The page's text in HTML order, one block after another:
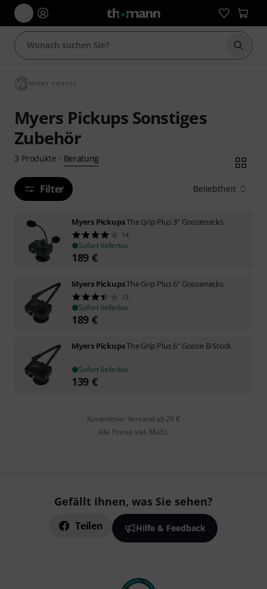
Suche
Myers Pickups Sonstiges
Zubehör
3 Produkte · Beratung
Filter Beliebtheit
Myers PickupsThe Grip Plus 3" Goosenecks
14
Sofort lieferbar
189 €
Myers PickupsThe Grip Plus 6" Goosenecks
13
Sofort lieferbar
189 €
Myers PickupsThe Grip Plus 6" Goose B-Stock
Sofort lieferbar
139 €
Kostenloser Versand ab 29 €
Alle Preise inkl. MwSt.
Gefällt Ihnen, was Sie sehen?
Teilen Hilfe & Feedback